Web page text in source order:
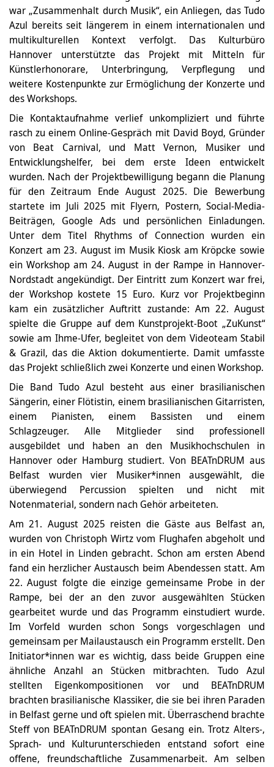
war „Zusammenhalt durch Musik“, ein Anliegen, das Tudo
Azul bereits seit längerem in einem internationalen und
multikulturellen Kontext verfolgt. Das Kulturbüro
Hannover unterstützte das Projekt mit Mitteln für
Künstlerhonorare, Unterbringung, Verpflegung und
weitere Kostenpunkte zur Ermöglichung der Konzerte und
des Workshops.
Die Kontaktaufnahme verlief unkompliziert und führte
rasch zu einem Online-Gespräch mit David Boyd, Gründer
von Beat Carnival, und Matt Vernon, Musiker und
Entwicklungshelfer, bei dem erste Ideen entwickelt
wurden. Nach der Projektbewilligung begann die Planung
für den Zeitraum Ende August 2025. Die Bewerbung
startete im Juli 2025 mit Flyern, Postern, Social-Media-
Beiträgen, Google Ads und persönlichen Einladungen.
Unter dem Titel Rhythms of Connection wurden ein
Konzert am 23. August im Musik Kiosk am Kröpcke sowie
ein Workshop am 24. August in der Rampe in Hannover-
Nordstadt angekündigt. Der Eintritt zum Konzert war frei,
der Workshop kostete 15 Euro. Kurz vor Projektbeginn
kam ein zusätzlicher Auftritt zustande: Am 22. August
spielte die Gruppe auf dem Kunstprojekt-Boot „ZuKunst“
sowie am Ihme-Ufer, begleitet von dem Videoteam Stabil
& Grazil, das die Aktion dokumentierte. Damit umfasste
das Projekt schließlich zwei Konzerte und einen Workshop.
Die Band Tudo Azul besteht aus einer brasilianischen
Sängerin, einer Flötistin, einem brasilianischen Gitarristen,
einem Pianisten, einem Bassisten und einem
Schlagzeuger. Alle Mitglieder sind professionell
ausgebildet und haben an den Musikhochschulen in
Hannover oder Hamburg studiert. Von BEATnDRUM aus
Belfast wurden vier Musiker*innen ausgewählt, die
überwiegend Percussion spielten und nicht mit
Notenmaterial, sondern nach Gehör arbeiteten.
Am 21. August 2025 reisten die Gäste aus Belfast an,
wurden von Christoph Wirtz vom Flughafen abgeholt und
in ein Hotel in Linden gebracht. Schon am ersten Abend
fand ein herzlicher Austausch beim Abendessen statt. Am
22. August folgte die einzige gemeinsame Probe in der
Rampe, bei der an den zuvor ausgewählten Stücken
gearbeitet wurde und das Programm einstudiert wurde.
Im Vorfeld wurden schon Songs vorgeschlagen und
gemeinsam per Mailaustausch ein Programm erstellt. Den
Initiator*innen war es wichtig, dass beide Gruppen eine
ähnliche Anzahl an Stücken mitbrachten. Tudo Azul
stellten Eigenkompositionen vor und BEATnDRUM
brachten brasilianische Klassiker, die sie bei ihren Paraden
in Belfast gerne und oft spielen mit. Überraschend brachte
Steff von BEATnDRUM spontan Gesang ein. Trotz Alters-,
Sprach- und Kulturunterschieden entstand sofort eine
offene, freundschaftliche Zusammenarbeit. Am selben